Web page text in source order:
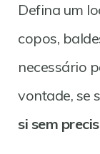
Defina um
copos,
necessário
vontade, se
si sem